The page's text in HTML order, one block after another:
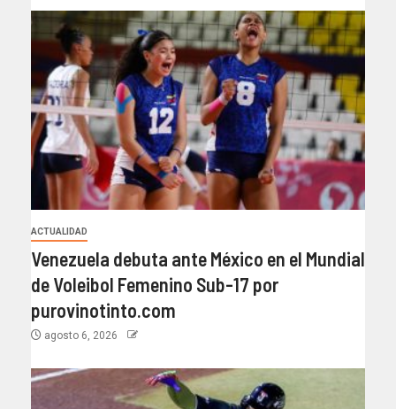
ACTUALIDAD
Venezuela debuta ante México en el Mundial
de Voleibol Femenino Sub-17 por
purovinotinto.com
agosto 6, 2026